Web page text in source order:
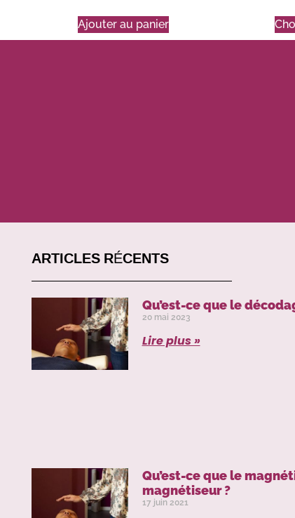
Ajouter au panier
ARTICLES RÉCENTS
Qu’est-ce que le
20 mai 2023
Lire plus »
Qu’est-ce que le
magnétiseur ?
17 juin 2021